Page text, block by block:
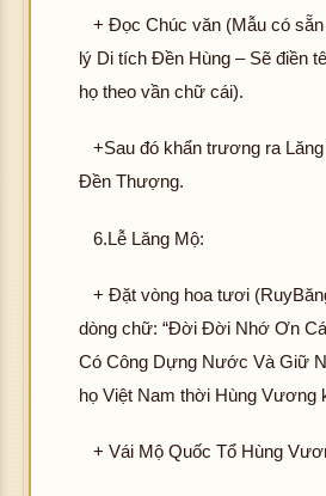
+ Đọc Chúc văn (Mẫu có
lý Di tích Đền Hùng – Sẽ điền
họ theo vần chữ cái).
+Sau đó khẩn trương ra
Đền Thượng.
6.Lễ Lăng Mộ:
+ Đặt vòng hoa tươi
dòng chữ: “Đời Đời Nhớ Ơn
Có Công Dựng Nước Và Giữ
họ Việt Nam thời Hùng Vương
+ Vái Mộ Quốc Tổ Hùng